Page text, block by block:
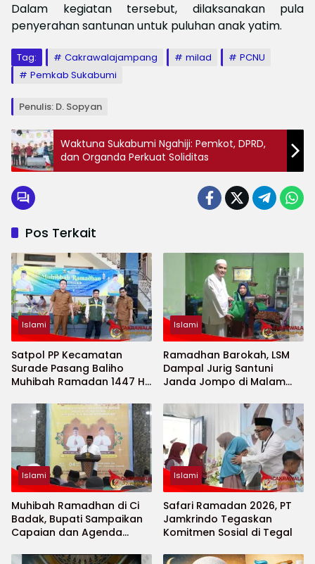
Dalam kegiatan tersebut, dilaksanakan pula
penyerahan santunan untuk puluhan anak yatim.
Tag: Cakrawalajampang milad
PCNU
Pemkab Sukabumi
Penulis: D. Sopyan
Waktuna Sukabumi Ngahiji: Pemkot, DPRD,
dan Organda Perkuat Soliditas
Pos Terkait
Islami
Satpol PP Kecamatan
Surade Pasang Baliho
Muhibah Ramadan 1447 H
Islami
Ramadhan Barokah, LSM
Dampal Jurig Santuni
Janda Jompo di Malam
Islami
Muhibah Ramadhan di Ci
Badak, Bupati Sampaikan
Capaian dan Agenda
Islami
Safari Ramadan 2026, PT
Jamkrindo Tegaskan
Komitmen Sosial di Tegal